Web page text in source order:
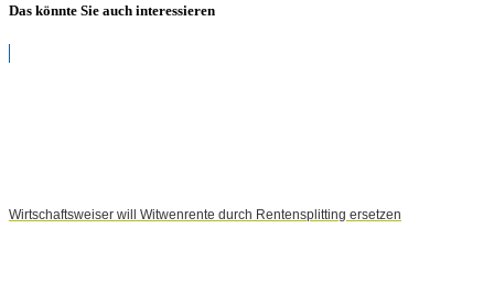
Das könnte Sie auch interessieren
Wirtschaftsweiser will Witwenrente durch Rentensplitting ersetzen